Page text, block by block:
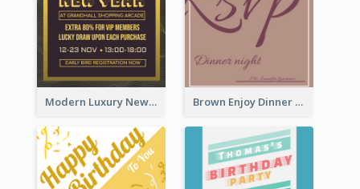
Modern Luxury New Year Invitation Template Design Brown Enjoy Dinner At Night Invitation